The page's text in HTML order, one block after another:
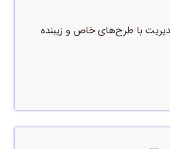
با طرح‌های خاص و زیبنده